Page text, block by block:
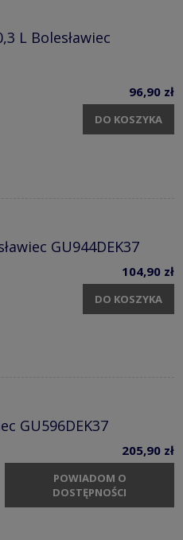
L Bolesławiec
96,90 zł
DO KOSZYKA
GU944DEK37
104,90 zł
DO KOSZYKA
GU596DEK37
205,90 zł
POWIADOM O
DOSTĘPNOŚCI